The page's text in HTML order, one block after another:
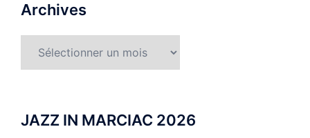
Archives
JAZZ IN MARCIAC 2026